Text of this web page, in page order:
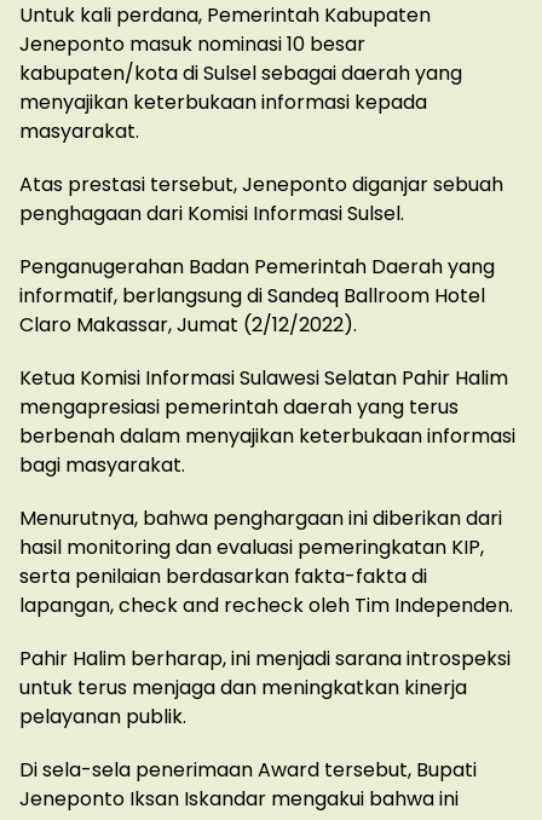
Untuk kali perdana, Pemerintah Kabupaten
Jeneponto masuk nominasi 10 besar
kabupaten/kota di Sulsel sebagai daerah yang
menyajikan keterbukaan informasi kepada
masyarakat.
Atas prestasi tersebut, Jeneponto diganjar sebuah
penghagaan dari Komisi Informasi Sulsel.
Penganugerahan Badan Pemerintah Daerah yang
informatif, berlangsung di Sandeq Ballroom Hotel
Claro Makassar, Jumat (2/12/2022).
Ketua Komisi Informasi Sulawesi Selatan Pahir Halim
mengapresiasi pemerintah daerah yang terus
berbenah dalam menyajikan keterbukaan informasi
bagi masyarakat.
Menurutnya, bahwa penghargaan ini diberikan dari
hasil monitoring dan evaluasi pemeringkatan KIP,
serta penilaian berdasarkan fakta-fakta di
lapangan, check and recheck oleh Tim Independen.
Pahir Halim berharap, ini menjadi sarana introspeksi
untuk terus menjaga dan meningkatkan kinerja
pelayanan publik.
Di sela-sela penerimaan Award tersebut, Bupati
Jeneponto Iksan Iskandar mengakui bahwa ini